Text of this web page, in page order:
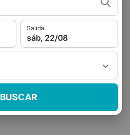
Salida
sáb, 22/08
BUSCAR